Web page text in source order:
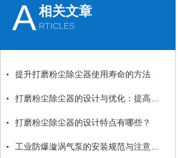
A相关文章
RTICLES
提升打磨粉尘除尘器使用寿命的方法
打磨粉尘除尘器的设计特点有哪些？